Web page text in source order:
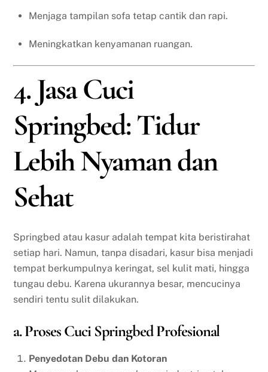
Menjaga tampilan sofa tetap cantik dan rapi.
Meningkatkan kenyamanan ruangan.
4. Jasa Cuci
Springbed: Tidur
Lebih Nyaman dan
Sehat
Springbed atau kasur adalah tempat kita beristirahat
setiap hari. Namun, tanpa disadari, kasur bisa menjadi
tempat berkumpulnya keringat, sel kulit mati, hingga
tungau debu. Karena ukurannya besar, mencucinya
sendiri tentu sulit dilakukan.
a. Proses Cuci Springbed Profesional
Penyedotan Debu dan Kotoran